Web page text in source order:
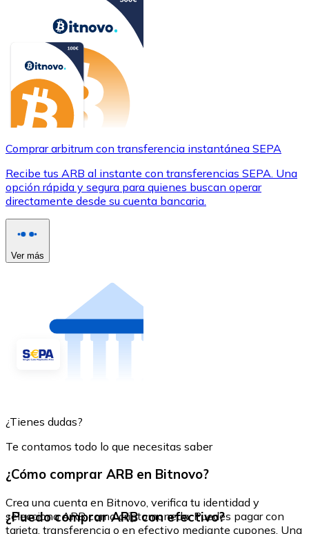
Comprar arbitrum con transferencia instantánea SEPA
Recibe tus ARB al instante con transferencias SEPA. Una
opción rápida y segura para quienes buscan operar
directamente desde su cuenta bancaria.
Ver más
¿Tienes dudas?
Te contamos todo lo que necesitas saber
¿Cómo comprar ARB en Bitnovo?
Crea una cuenta en Bitnovo, verifica tu identidad y
selecciona ARB como criptomoneda. Puedes pagar con
tarjeta, transferencia o en efectivo mediante cupones. Una
¿Puedo comprar ARB con efectivo?